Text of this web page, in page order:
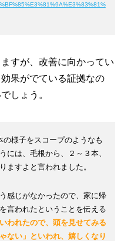
すが、改善に向かってい
果がでている証拠なの
しょう。
様子をスコープのようなも
には、毛根から、２～３本、
ますよと言われました。
感じがなかったので、家に帰
言われたということを伝える
われたので、頭を見せてみる
ない」といわれ、嬉しくなり